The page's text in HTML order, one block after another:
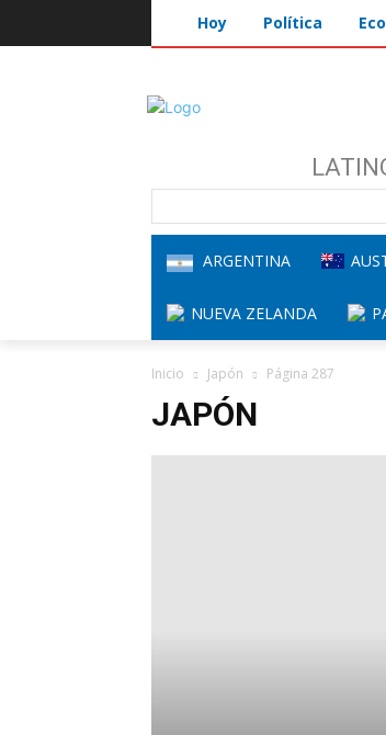
Hoy Política
ARGENTINA
NUEVA ZELANDA
Inicio Japón Página 287
JAPÓN